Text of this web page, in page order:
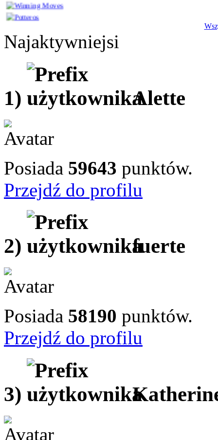
Najaktywniejsi
1) Alette
Posiada 59643 punktów.
Przejdź do profilu
2) fuerte
Posiada 58190 punktów.
Przejdź do profilu
3)